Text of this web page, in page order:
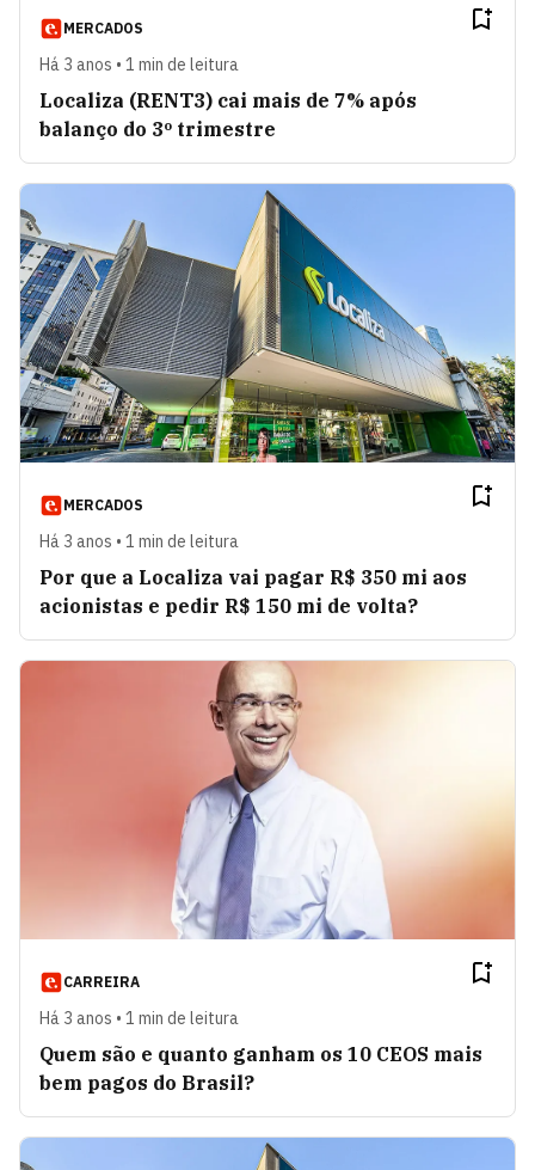
MERCADOS
Há 3 anos • 1 min de leitura
Localiza (RENT3) cai mais de 7% após
balanço do 3º trimestre
MERCADOS
Há 3 anos • 1 min de leitura
Por que a Localiza vai pagar R$ 350 mi aos
acionistas e pedir R$ 150 mi de volta?
CARREIRA
Há 3 anos • 1 min de leitura
Quem são e quanto ganham os 10 CEOS mais
bem pagos do Brasil?